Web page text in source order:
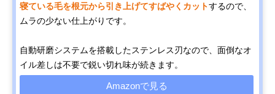
寝ている毛を根元から引き上げてすばやくカットするので、
ムラの少ない仕上がりです。
自動研磨システムを搭載したステンレス刃なので、面倒なオ
イル差しは不要で鋭い切れ味が続きます。
Amazonで見る